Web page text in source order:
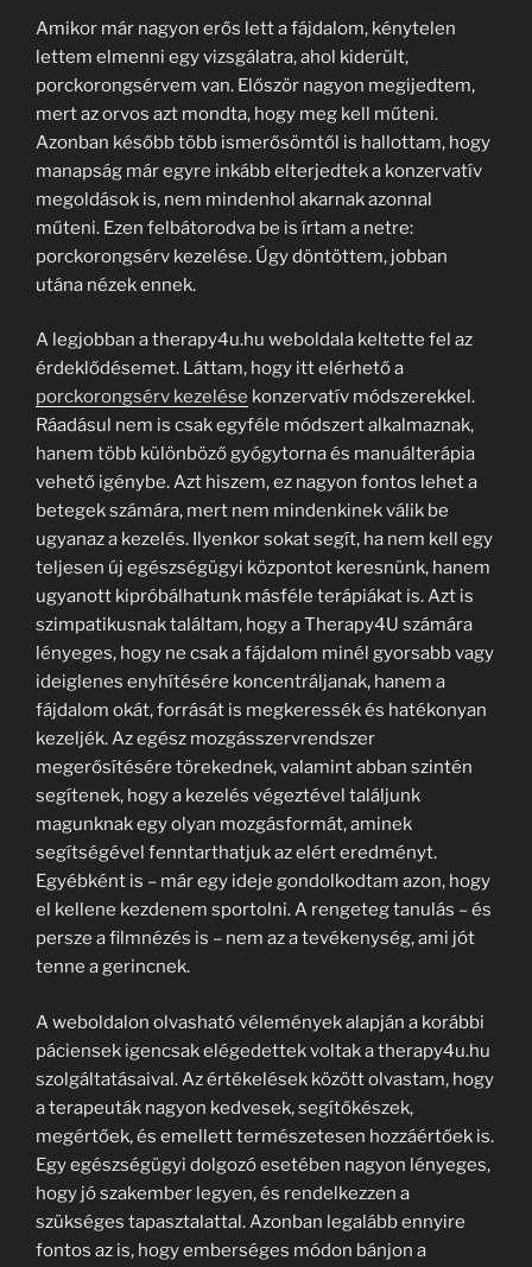
Amikor már nagyon erős lett a fájdalom, kénytelen
lettem elmenni egy vizsgálatra, ahol kiderült,
porckorongsérvem van. Először nagyon megijedtem,
mert az orvos azt mondta, hogy meg kell műteni.
Azonban később több ismerősömtől is hallottam, hogy
manapság már egyre inkább elterjedtek a konzervatív
megoldások is, nem mindenhol akarnak azonnal
műteni. Ezen felbátorodva be is írtam a netre:
porckorongsérv kezelése. Úgy döntöttem, jobban
utána nézek ennek.
A legjobban a therapy4u.hu weboldala keltette fel az
érdeklődésemet. Láttam, hogy itt elérhető a
porckorongsérv kezelése konzervatív módszerekkel.
Ráadásul nem is csak egyféle módszert alkalmaznak,
hanem több különböző gyógytorna és manuálterápia
vehető igénybe. Azt hiszem, ez nagyon fontos lehet a
betegek számára, mert nem mindenkinek válik be
ugyanaz a kezelés. Ilyenkor sokat segít, ha nem kell egy
teljesen új egészségügyi központot keresnünk, hanem
ugyanott kipróbálhatunk másféle terápiákat is. Azt is
szimpatikusnak találtam, hogy a Therapy4U számára
lényeges, hogy ne csak a fájdalom minél gyorsabb vagy
ideiglenes enyhítésére koncentráljanak, hanem a
fájdalom okát, forrását is megkeressék és hatékonyan
kezeljék. Az egész mozgásszervrendszer
megerősítésére törekednek, valamint abban szintén
segítenek, hogy a kezelés végeztével találjunk
magunknak egy olyan mozgásformát, aminek
segítségével fenntarthatjuk az elért eredményt.
Egyébként is – már egy ideje gondolkodtam azon, hogy
el kellene kezdenem sportolni. A rengeteg tanulás – és
persze a filmnézés is – nem az a tevékenység, ami jót
tenne a gerincnek.
A weboldalon olvasható vélemények alapján a korábbi
páciensek igencsak elégedettek voltak a therapy4u.hu
szolgáltatásaival. Az értékelések között olvastam, hogy
a terapeuták nagyon kedvesek, segítőkészek,
megértőek, és emellett természetesen hozzáértőek is.
Egy egészségügyi dolgozó esetében nagyon lényeges,
hogy jó szakember legyen, és rendelkezzen a
szükséges tapasztalattal. Azonban legalább ennyire
fontos az is, hogy emberséges módon bánjon a